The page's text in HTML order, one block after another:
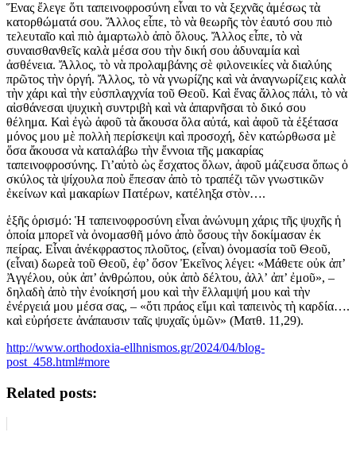
Ἕνας ἔλεγε ὅτι ταπεινοφροσύνη εἶναι το νὰ ξεχνᾶς ἀμέσως τὰ
κατορθώματά σου. Ἄλλος εἶπε, τὸ νὰ θεωρῆς τὸν ἑαυτό σου πιὸ
τελευταῖο καὶ πιὸ ἁμαρτωλὸ ἀπὸ ὅλους. Ἄλλος εἶπε, τὸ νὰ
συναισθανθεῖς καλὰ μέσα σου τὴν δική σου ἀδυναμία καὶ
ἀσθένεια. Ἄλλος, τὸ νὰ προλαμβάνης σὲ φιλονεικίες νὰ διαλύης
πρῶτος τὴν ὀργή. Ἄλλος, τὸ νὰ γνωρίζης καὶ νὰ ἀναγνωρίζεις καλὰ
τὴν χάρι καὶ τὴν εὐσπλαγχνία τοῦ Θεοῦ. Καὶ ἕνας ἄλλος πάλι, τὸ νὰ
αἰσθάνεσαι ψυχικὴ συντριβὴ καὶ νὰ ἀπαρνῆσαι τὸ δικό σου
θέλημα. Καὶ ἐγὼ ἀφοῦ τὰ ἄκουσα ὅλα αὐτά, καὶ ἀφοῦ τὰ ἐξέτασα
μόνος μου μὲ πολλὴ περίσκεψι καὶ προσοχή, δὲν κατώρθωσα μὲ
ὅσα ἄκουσα νὰ καταλάβω τὴν ἔννοια τῆς μακαρίας
ταπεινοφροσύνης. Γι’αὐτὸ ὡς ἔσχατος ὅλων, ἀφοῦ μάζευσα ὅπως ὁ
σκύλος τὰ ψίχουλα ποὺ ἔπεσαν ἀπὸ τὸ τραπέζι τῶν γνωστικῶν
ἐκείνων καὶ μακαρίων Πατέρων, κατέληξα στὸν….
ἑξῆς ὁρισμό: Ἡ ταπεινοφροσύνη εἶναι ἀνώνυμη χάρις τῆς ψυχῆς ἡ
ὁποία μπορεῖ νὰ ὀνομασθῆ μόνο ἀπὸ ὅσους τὴν δοκίμασαν ἐκ
πείρας. Εἶναι ἀνέκφραστος πλοῦτος, (εἶναι) ὀνομασία τοῦ Θεοῦ,
(εἶναι) δωρεὰ τοῦ Θεοῦ, ἐφ’ ὅσον Ἐκεῖνος λέγει: «Μάθετε οὐκ ἀπ’
Ἀγγέλου, οὐκ ἀπ’ ἀνθρώπου, οὐκ ἀπὸ δέλτου, ἀλλ’ ἀπ’ ἐμοῦ», –
δηλαδὴ ἀπὸ τὴν ἐνοίκησή μου καὶ τὴν ἔλλαμψή μου καὶ τὴν
ἐνέργειά μου μέσα σας, – «ὅτι πράος εἴμι καὶ ταπεινὸς τὴ καρδία….
καὶ εὐρήσετε ἀνάπαυσιν ταῖς ψυχαῖς ὑμῶν» (Ματθ. 11,29).
http://www.orthodoxia-ellhnismos.gr/2024/04/blog-
post_458.html#more
Related posts: